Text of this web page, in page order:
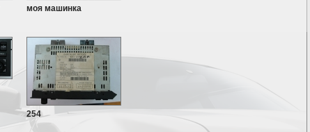
моя машинка
254